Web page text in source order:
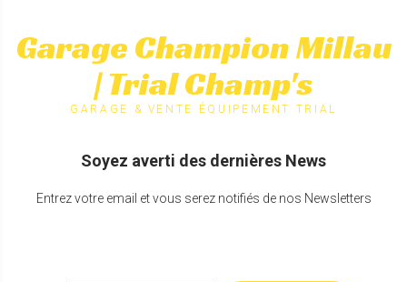
Garage Champion Millau
| Trial Champ's
GARAGE & VENTE ÉQUIPEMENT TRIAL
Soyez averti des dernières News
Entrez votre email et vous serez notifiés de nos Newsletters